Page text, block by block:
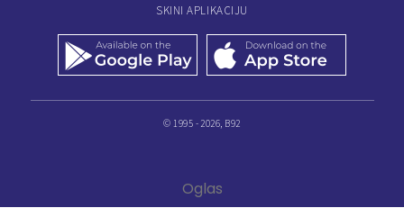
SKINI APLIKACIJU
© 1995 - 2026, B92